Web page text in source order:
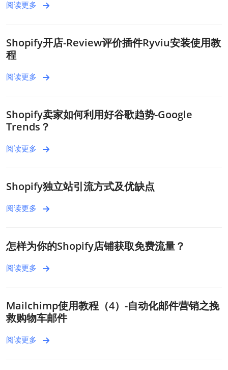
阅读更多
Shopify开店-Review评价插件Ryviu安装使用教
程
阅读更多
Shopify卖家如何利用好谷歌趋势-Google
Trends？
阅读更多
Shopify独立站引流方式及优缺点
阅读更多
怎样为你的Shopify店铺获取免费流量？
阅读更多
Mailchimp使用教程（4）-自动化邮件营销之挽
救购物车邮件
阅读更多